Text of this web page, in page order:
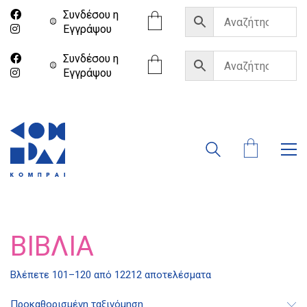
Συνδέσου η
Eγγράψου
Συνδέσου η
Eγγράψου
ΒΙΒΛΊΑ
Βλέπετε 101–120 από 12212 αποτελέσματα
Προκαθορισμένη ταξινόμηση